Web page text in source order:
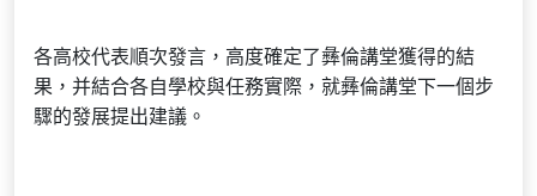
各高校代表順次發言，高度確定了彝倫講堂獲得的結
果，并結合各自學校與任務實際，就彝倫講堂下一個步
驟的發展提出建議。